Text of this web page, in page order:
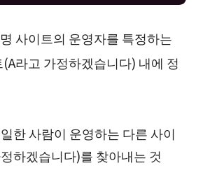
사이트의 운영자를 특정하는
라고 가정하겠습니다) 내에 정
한 사람이 운영하는 다른 사이
하겠습니다)를 찾아내는 것